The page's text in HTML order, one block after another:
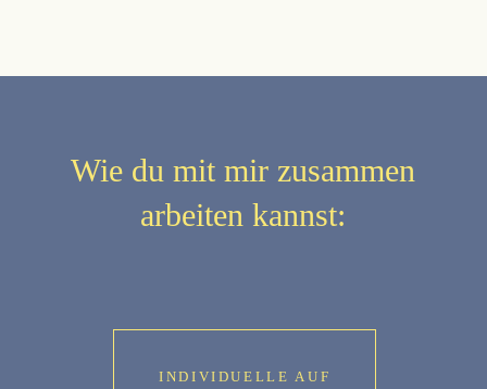
Wie du mit mir zusammen
arbeiten kannst:
INDIVIDUELLE AUF